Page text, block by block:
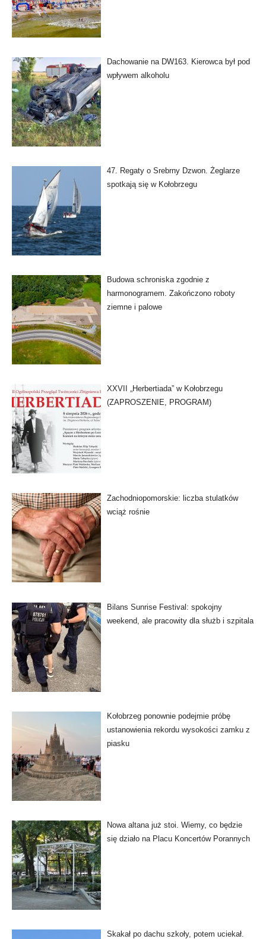
Dachowanie na DW163. Kierowca był pod
wpływem alkoholu
47. Regaty o Srebrny Dzwon. Żeglarze
spotkają się w Kołobrzegu
Budowa schroniska zgodnie z
harmonogramem. Zakończono roboty
ziemne i palowe
XXVII „Herbertiada” w Kołobrzegu
(ZAPROSZENIE, PROGRAM)
Zachodniopomorskie: liczba stulatków
wciąż rośnie
Bilans Sunrise Festival: spokojny
weekend, ale pracowity dla służb i szpitala
Kołobrzeg ponownie podejmie próbę
ustanowienia rekordu wysokości zamku z
piasku
Nowa altana już stoi. Wiemy, co będzie
się działo na Placu Koncertów Porannych
Skakał po dachu szkoły, potem uciekał.